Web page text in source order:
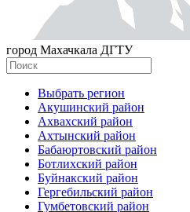
город Махачкала ДГТУ
Выбрать регион
Акушинский район
Ахвахский район
Ахтынский район
Бабаюртовский район
Ботлихский район
Буйнакский район
Гергебильский район
Гумбетовский район